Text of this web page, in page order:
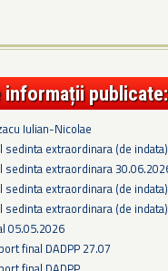
informații publicate:
Iulian-Nicolae
sedinta extraordinara (de
sedinta extraordinara
sedinta extraordinara (de
sedinta extraordinara (de
05.05.2026
final DADPP 27.07